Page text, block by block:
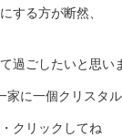
する方が断然、
過ごしたいと思い
家に一個クリスタ
クリックしてね